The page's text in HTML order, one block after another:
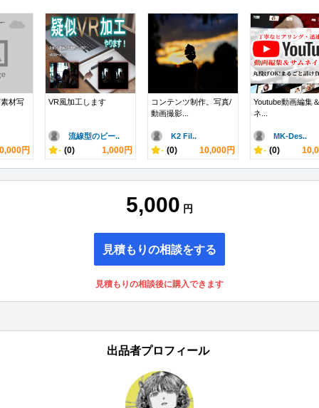
材写
円
VR風加工します
流線型のビー..
- (0) 1,000円
コンテンツ制作。写真/
動画撮影...
K2 Fil..
- (0) 10,000円
Youtube動画編集
ネ...
MK-Des..
- (0)
5,000 円
見積もりの相談をする
見積もりの相談後に購入できます
出品者プロフィール